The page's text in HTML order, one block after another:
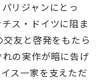
リジャンにとっ
ス・ドイツに阻ま
友と啓発をもたら
の実作が暗に告げ
ス一家を支えただ